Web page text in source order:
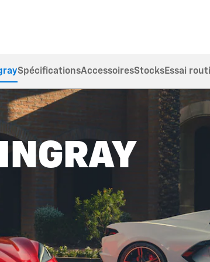
SpécificationsAccessoiresStocksEssai